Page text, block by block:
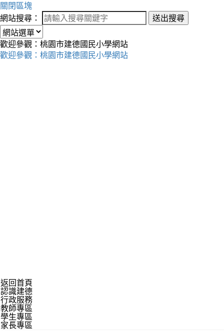
關閉區塊
網站搜尋：
送出搜尋
歡迎參觀：桃園市建德國民小學網站
歡迎參觀：桃園市建德國民小學網站
返回首頁
認識建德
行政服務
教師專區
學生專區
家長專區